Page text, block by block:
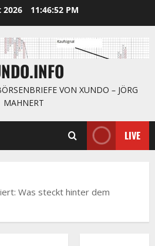
2026 11:46:53 PM
VON XUNDO – JÖRG
MAHNERT
LIVE
Was steckt hinter dem